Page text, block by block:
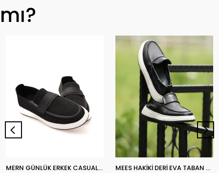
mı?
MERN GÜNLÜK ERKEK CASUAL AYAKKABI MEES HAKİKİ DERİ EVA TABAN GÜNLÜK ERKEK CASUAL AYAKKABI